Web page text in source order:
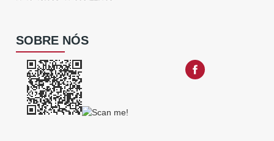
SOBRE NÓS